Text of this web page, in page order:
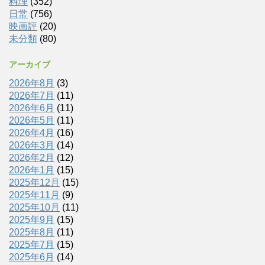
日常 (756)
映画評 (20)
未分類 (80)
アーカイブ
2026年8月 (3)
2026年7月 (11)
2026年6月 (11)
2026年5月 (11)
2026年4月 (16)
2026年3月 (14)
2026年2月 (12)
2026年1月 (15)
2025年12月 (15)
2025年11月 (9)
2025年10月 (11)
2025年9月 (15)
2025年8月 (11)
2025年7月 (15)
2025年6月 (14)